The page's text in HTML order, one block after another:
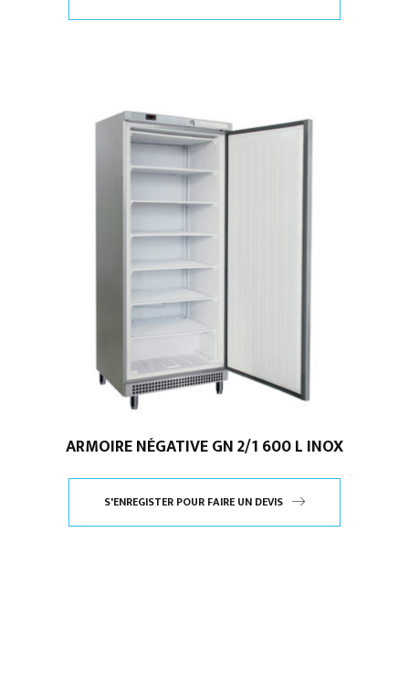
ARMOIRE NÉGATIVE GN 2/1 600 L INOX
S'ENREGISTER POUR FAIRE UN DEVIS